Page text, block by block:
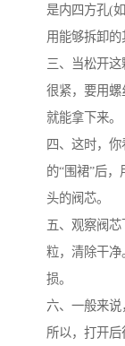
是内四方孔(
用能够拆卸的
三、当松开
很紧，要用
就能拿下来。
四、这时，
的“围裙”后
头的阀芯。
五、观察阀
粒，清除干
损。
六、一般来说
所以，打开